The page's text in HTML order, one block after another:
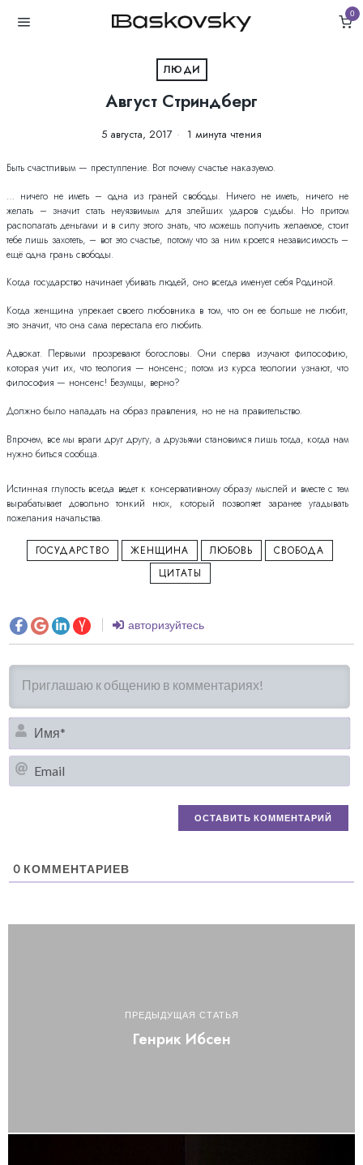
0
ЛЮДИ
Август Стриндберг
5 августа, 2017 1 минута чтения
Быть счастливым — преступление. Вот почему счастье наказуемо.
… ничего не иметь – одна из граней свободы. Ничего не иметь, ничего не
желать – значит стать неуязвимым для злейших ударов судьбы. Но притом
располагать деньгами и в силу этого знать, что можешь получить желаемое, стоит
тебе лишь захотеть, – вот это счастье, потому что за ним кроется независимость –
ещё одна грань свободы.
Когда государство начинает убивать людей, оно всегда именует себя Родиной.
Когда женщина упрекает своего любовника в том, что он ее больше не любит,
это значит, что она сама перестала его любить.
Адвокат. Первыми прозревают богословы. Они сперва изучают философию,
которая учит их, что теология — нонсенс; потом из курса теологии узнают, что
философия — нонсенс! Безумцы, верно?
Должно было нападать на образ правления, но не на правительство.
Впрочем, все мы враги друг другу, а друзьями становимся лишь тогда, когда нам
нужно биться сообща.
Истинная глупость всегда ведет к консервативному образу мыслей и вместе с тем
вырабатывает довольно тонкий нюх, который позволяет заранее угадывать
пожелания начальства.
ГОСУДАРСТВО ЖЕНЩИНА ЛЮБОВЬ
СВОБОДА
ЦИТАТЫ
авторизуйтесь
0 КОММЕНТАРИЕВ
ПРЕДЫДУЩАЯ СТАТЬЯ
Генрик Ибсен